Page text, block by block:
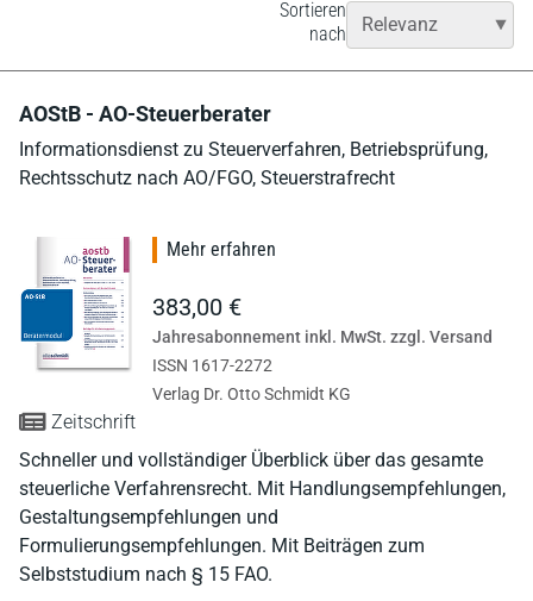
Sortieren
nach
AOStB - AO-Steuerberater
Informationsdienst zu Steuerverfahren, Betriebsprüfung,
Rechtsschutz nach AO/FGO, Steuerstrafrecht
Zeitschrift
Schneller und vollständiger Überblick über das gesamte
steuerliche Verfahrensrecht. Mit Handlungsempfehlungen,
Gestaltungsempfehlungen und
Formulierungsempfehlungen. Mit Beiträgen zum
Selbststudium nach § 15 FAO.
Mehr erfahren
383,00 €
Jahresabonnement inkl. MwSt. zzgl. Versand
ISSN 1617-2272
Verlag Dr. Otto Schmidt KG